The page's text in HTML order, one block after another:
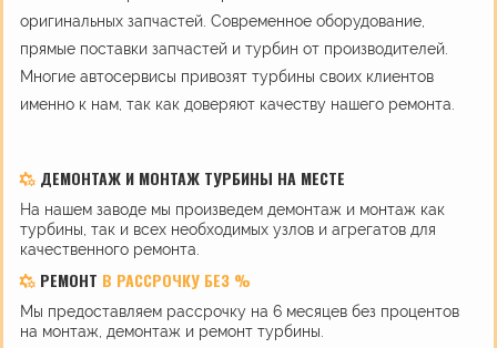
оригинальных запчастей. Современное оборудование,
прямые поставки запчастей и турбин от производителей.
Многие автосервисы привозят турбины своих клиентов
именно к нам, так как доверяют качеству нашего ремонта.
ДЕМОНТАЖ И МОНТАЖ ТУРБИНЫ НА МЕСТЕ
На нашем заводе мы произведем демонтаж и монтаж как
турбины, так и всех необходимых узлов и агрегатов для
качественного ремонта.
РЕМОНТ В РАССРОЧКУ БЕЗ %
Мы предоставляем рассрочку на 6 месяцев без процентов
на монтаж, демонтаж и ремонт турбины.